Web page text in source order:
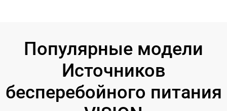
Популярные модели
Источников
бесперебойного питания